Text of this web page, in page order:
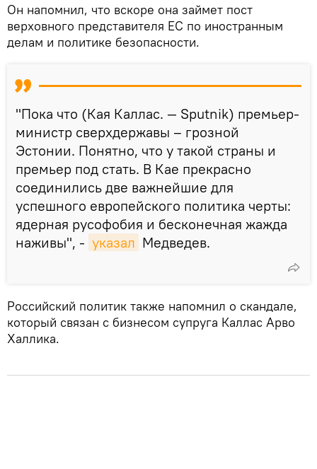
Он напомнил, что вскоре она займет пост
верховного представителя ЕС по иностранным
делам и политике безопасности.
"Пока что (Кая Каллас. — Sputnik) премьер-
министр сверхдержавы – грозной
Эстонии. Понятно, что у такой страны и
премьер под стать. В Кае прекрасно
соединились две важнейшие для
успешного европейского политика черты:
ядерная русофобия и бесконечная жажда
наживы", - указал Медведев.
Российский политик также напомнил о скандале,
который связан с бизнесом супруга Каллас Арво
Халлика.